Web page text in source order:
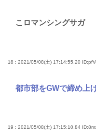
こロマンシングサガ
18 : 2021/05/08(土) 17:14:55.20
都市部をGWで締め上
19 : 2021/05/08(土) 17:15:10.84